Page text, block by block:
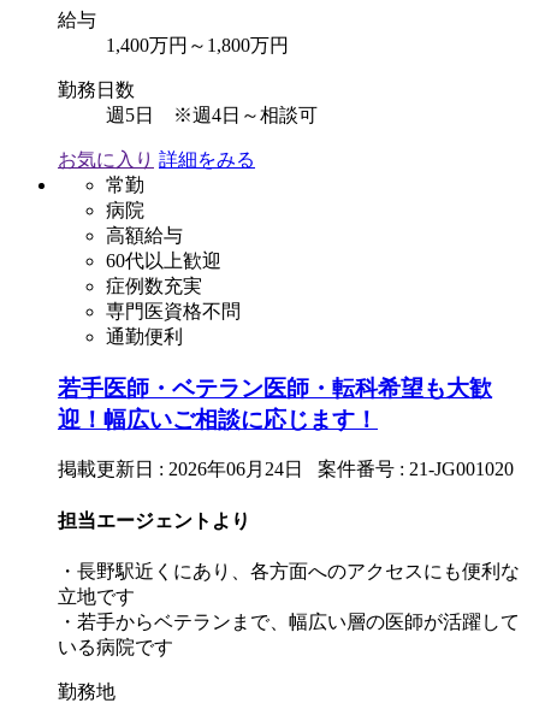
給与
1,400万円～1,800万円
勤務日数
週5日 ※週4日～相談可
お気に入り 詳細をみる
常勤
病院
高額給与
60代以上歓迎
症例数充実
専門医資格不問
通勤便利
若手医師・ベテラン医師・転科希望も大歓
迎！幅広いご相談に応じます！
掲載更新日 : 2026年06月24日 案件番号 : 21-JG001020
担当エージェントより
・長野駅近くにあり、各方面へのアクセスにも便利な
立地です
・若手からベテランまで、幅広い層の医師が活躍して
いる病院です
勤務地